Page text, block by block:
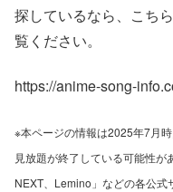
探しているなら、こち
覧ください。
https://anime-song-
※本ページの情報は2025年7月
見放題が終了している可能性
NEXT、Lemino」などの各公式